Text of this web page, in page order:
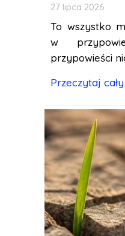
27 lipca 2026
To wszystko
w
przypowieści
Przeczytaj cały